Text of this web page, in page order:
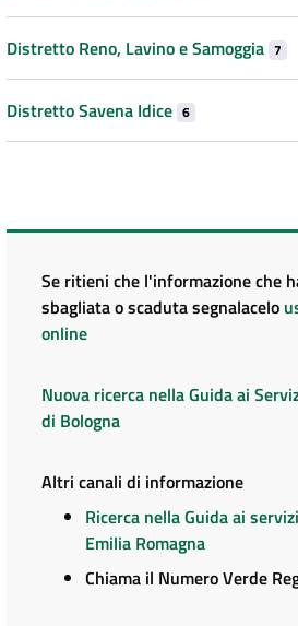
Distretto Reno, Lavino e Samoggia 7
Distretto Savena Idice 6
Se ritieni che l'informazione che
sbagliata o scaduta segnalacelo
online
Nuova ricerca nella Guida ai
di Bologna
Altri canali di informazione
Ricerca nella Guida ai
Emilia Romagna
Chiama il Numero Verde